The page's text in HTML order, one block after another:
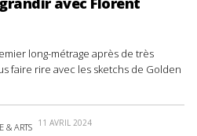
long-métrage après de très
faire rire avec les sketchs de Golden
& ARTS 11 AVRIL 2024